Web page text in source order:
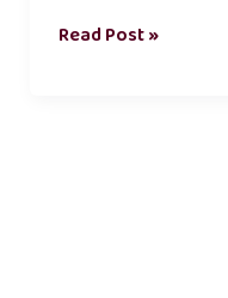
Read Post »